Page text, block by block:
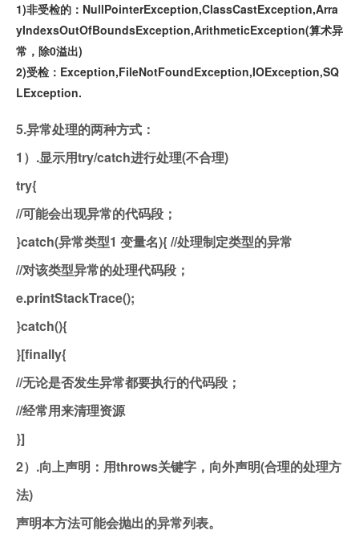
1)非受检的：NullPointerException,ClassCastException,Arra
yIndexsOutOfBoundsException,ArithmeticException(算术异
常，除0溢出)
2)受检：Exception,FileNotFoundException,IOException,SQ
LException.
5.异常处理的两种方式：
1）.显示用try/catch进行处理(不合理)
try{
//可能会出现异常的代码段；
}catch(异常类型1 变量名){ //处理制定类型的异常
//对该类型异常的处理代码段；
e.printStackTrace();
}catch(){
}[finally{
//无论是否发生异常都要执行的代码段；
//经常用来清理资源
}]
2）.向上声明：用throws关键字，向外声明(合理的处理方
法)
声明本方法可能会抛出的异常列表。